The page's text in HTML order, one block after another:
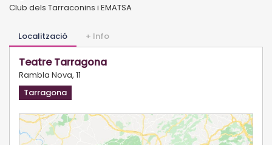
Club dels Tarraconins i EMATSA
Localització + Info
Teatre Tarragona
Rambla Nova, 11
Tarragona